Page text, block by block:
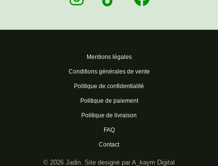
Mentions légales
Conditions générales de vente
Politique de confidentialité
Politique de paiement
Politique de livraison
FAQ
Contact
© 2026 Jadin. Site designé par A_kaym Digital